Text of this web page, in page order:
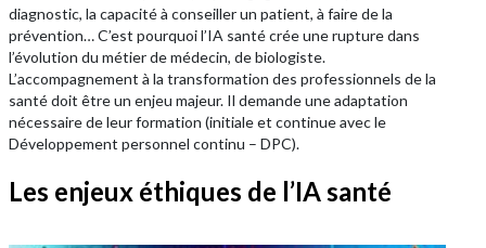
diagnostic, la capacité à conseiller un patient, à faire de la
prévention… C’est pourquoi l’IA santé crée une rupture dans
l’évolution du métier de médecin, de biologiste.
L’accompagnement à la transformation des professionnels de la
santé doit être un enjeu majeur. Il demande une adaptation
nécessaire de leur formation (initiale et continue avec le
Développement personnel continu – DPC).
Les enjeux éthiques de l’IA santé